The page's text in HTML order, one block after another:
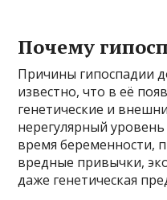
Почему
Причины гипоспадии
известно, что в её
генетические и
нерегулярный
время беременности,
вредные привычки,
даже генетическая